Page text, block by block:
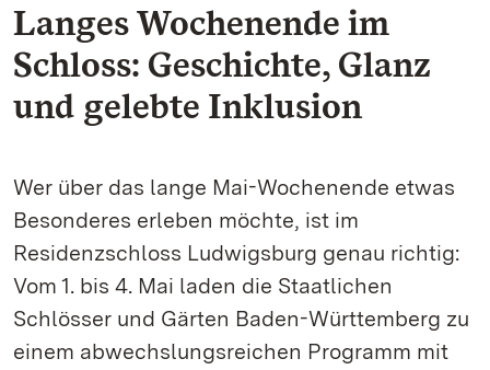
Langes Wochenende im
Schloss: Geschichte, Glanz
und gelebte Inklusion
Wer über das lange Mai-Wochenende etwas
Besonderes erleben möchte, ist im
Residenzschloss Ludwigsburg genau richtig:
Vom 1. bis 4. Mai laden die Staatlichen
Schlösser und Gärten Baden-Württemberg zu
einem abwechslungsreichen Programm mit